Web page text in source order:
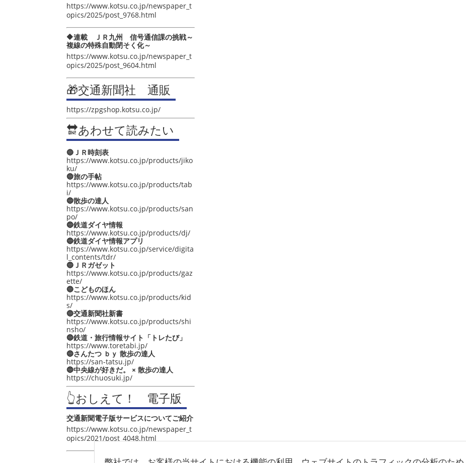
https://www.kotsu.co.jp/newspaper_t
opics/2025/post_9768.html
🔶連載 ＪＲ九州 信号通信課の挑戦～
複線の特殊自動閉そく化～
https://www.kotsu.co.jp/newspaper_t
opics/2025/post_9604.html
🎁交通新聞社 通販
https://zpgshop.kotsu.co.jp/
🔛あわせて読みたい
🔵ＪＲ時刻表
https://www.kotsu.co.jp/products/jiko
ku/
🔵旅の手帖
https://www.kotsu.co.jp/products/tab
i/
🔵散歩の達人
https://www.kotsu.co.jp/products/san
po/
🔵鉄道ダイヤ情報
https://www.kotsu.co.jp/products/dj/
🔵鉄道ダイヤ情報アプリ
https://www.kotsu.co.jp/service/digita
l_contents/tdr/
🔵ＪＲガゼット
https://www.kotsu.co.jp/products/gaz
ette/
🔵こどものほん
https://www.kotsu.co.jp/products/kid
s/
🔵交通新聞社新書
https://www.kotsu.co.jp/products/shi
nsho/
🔵鉄道・旅行情報サイト「トレたび」
https://www.toretabi.jp/
🔵さんたつ ｂｙ 散歩の達人
https://san-tatsu.jp/
🔵中央線が好きだ。 × 散歩の達人
https://chuosuki.jp/
👆おしえて！ 電子版
交通新聞電子版サービスについてご紹介
https://www.kotsu.co.jp/newspaper_t
opics/2021/post_4048.html